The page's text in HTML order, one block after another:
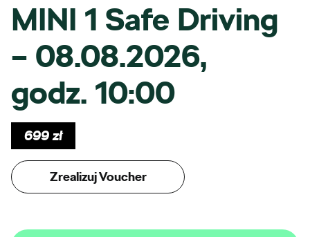
MINI 1 Safe Driving
– 08.08.2026,
godz. 10:00
699zł
Zrealizuj Voucher